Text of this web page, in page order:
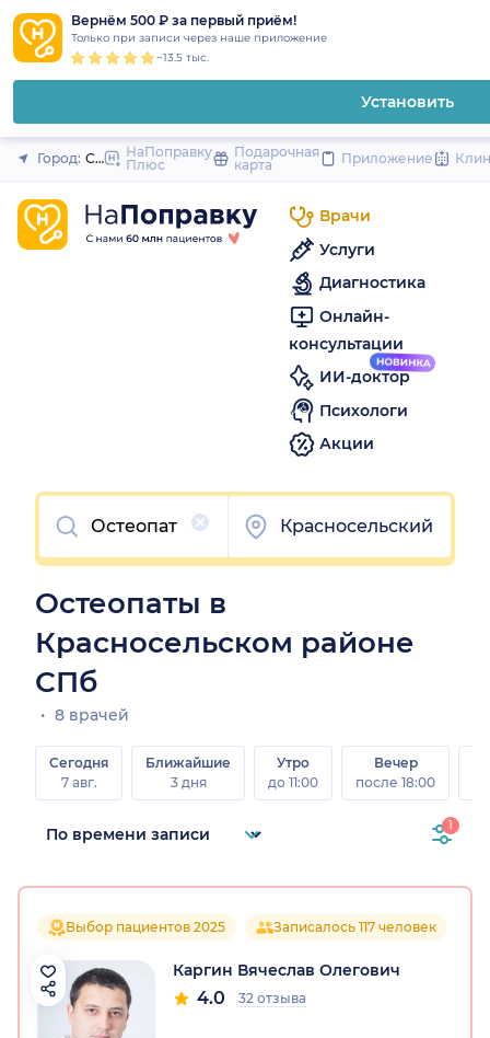
Вернём 500 ₽ за первый приём!
Только при записи через наше приложение
~13.5 тыс.
Установить
Закрыть
Город: Санкт-Петербург
НаПоправку
Плюс
Подарочная
карта
Приложение
Врачи
Услуги
Диагностика
Онлайн-
консультации
ИИ-доктор
Психологи
Акции
Очистить
Красносельский
Остеопаты в
Красносельском районе
СПб
8 врачей
Сегодня
7 авг.
Ближайшие
3 дня
Утро
до 11:00
Вечер
после 18:00
1
Выбор пациентов 2025 Записалось 117 человек
Каргин Вячеслав Олегович
4.0 32 отзыва